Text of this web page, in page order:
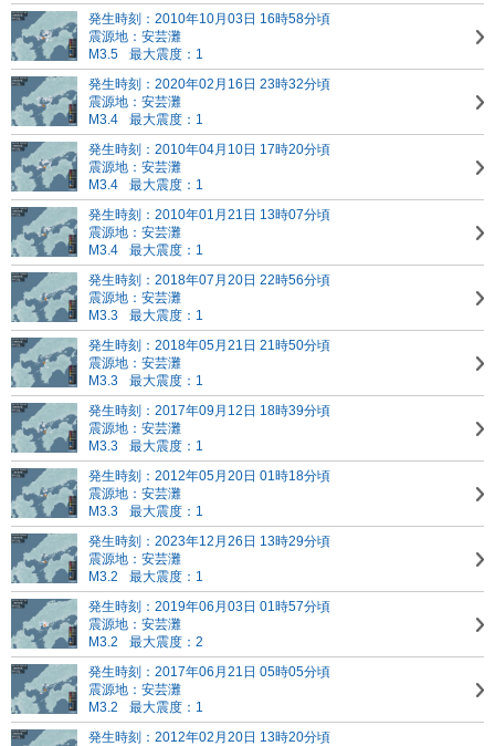
発生時刻：2010年10月03日 16時58分頃
震源地：安芸灘
M3.5
最大震度：1
発生時刻：2020年02月16日 23時32分頃
震源地：安芸灘
M3.4
最大震度：1
発生時刻：2010年04月10日 17時20分頃
震源地：安芸灘
M3.4
最大震度：1
発生時刻：2010年01月21日 13時07分頃
震源地：安芸灘
M3.4
最大震度：1
発生時刻：2018年07月20日 22時56分頃
震源地：安芸灘
M3.3
最大震度：1
発生時刻：2018年05月21日 21時50分頃
震源地：安芸灘
M3.3
最大震度：1
発生時刻：2017年09月12日 18時39分頃
震源地：安芸灘
M3.3
最大震度：1
発生時刻：2012年05月20日 01時18分頃
震源地：安芸灘
M3.3
最大震度：1
発生時刻：2023年12月26日 13時29分頃
震源地：安芸灘
M3.2
最大震度：1
発生時刻：2019年06月03日 01時57分頃
震源地：安芸灘
M3.2
最大震度：2
発生時刻：2017年06月21日 05時05分頃
震源地：安芸灘
M3.2
最大震度：1
発生時刻：2012年02月20日 13時20分頃